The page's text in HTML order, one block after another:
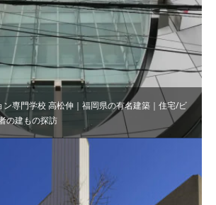
ン専門学校 高松伸｜福岡県の有名建築｜住宅/ビ
の建もの探訪